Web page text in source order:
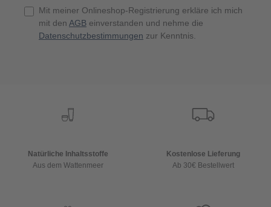
Mit meiner Onlineshop-Registrierung erkläre ich mich
mit den AGB einverstanden und nehme die
Datenschutzbestimmungen zur Kenntnis.
Natürliche Inhaltsstoffe
Aus dem Wattenmeer
Kostenlose Lieferung
Ab 30€ Bestellwert